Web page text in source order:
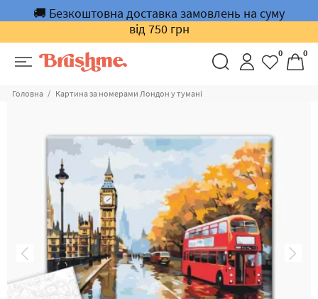
🚚 Безкоштовна доставка замовлень на суму
від 750 грн
0 0
Головна Картина за номерами Лондон у тумані